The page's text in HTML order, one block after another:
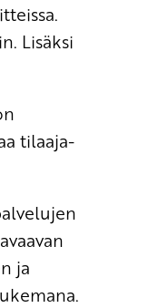
Lisäksi
tilaaja-
ja